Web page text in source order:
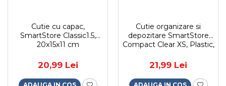
Cutie cu capac,
SmartStore Classic1.5,
20x15x11 cm
20,99 Lei
Cutie organizare si
depozitare SmartStore
Compact Clear XS, Plastic,
cm
21,99 Lei